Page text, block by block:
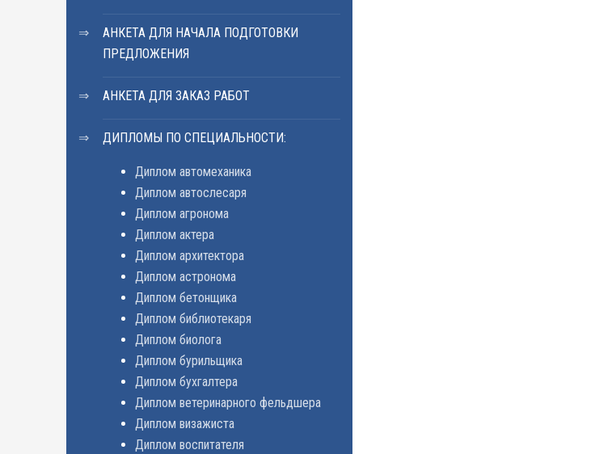
АНКЕТА ДЛЯ НАЧАЛА ПОДГОТОВКИ
ПРЕДЛОЖЕНИЯ
АНКЕТА ДЛЯ ЗАКАЗ РАБОТ
ДИПЛОМЫ ПО СПЕЦИАЛЬНОСТИ:
Диплом автомеханика
Диплом автослесаря
Диплом агронома
Диплом актера
Диплом архитектора
Диплом астронома
Диплом бетонщика
Диплом библиотекаря
Диплом биолога
Диплом бурильщика
Диплом бухгалтера
Диплом ветеринарного фельдшера
Диплом визажиста
Диплом воспитателя